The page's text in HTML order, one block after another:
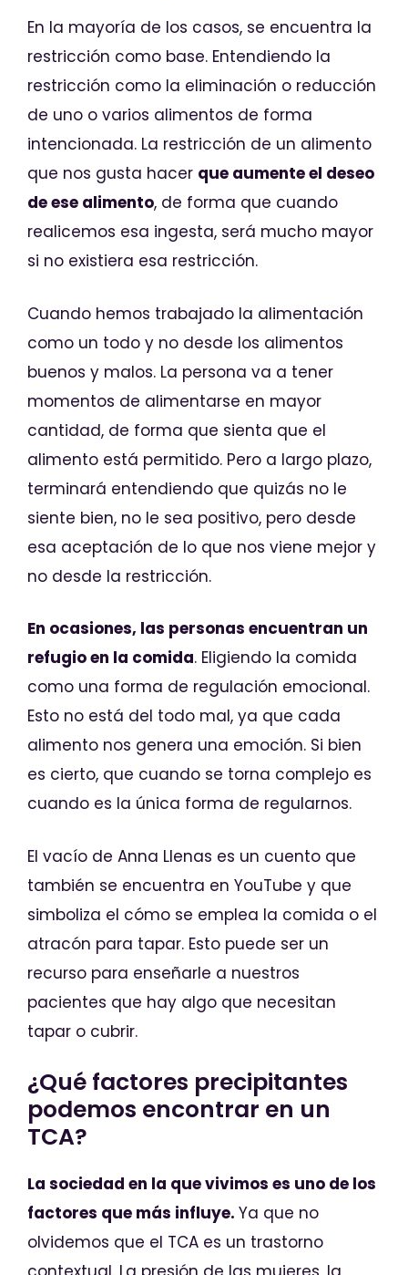
En la mayoría de los casos, se encuentra la
restricción como base. Entendiendo la
restricción como la eliminación o reducción
de uno o varios alimentos de forma
intencionada. La restricción de un alimento
que nos gusta hacer que aumente el deseo
de ese alimento, de forma que cuando
realicemos esa ingesta, será mucho mayor
si no existiera esa restricción.
Cuando hemos trabajado la alimentación
como un todo y no desde los alimentos
buenos y malos. La persona va a tener
momentos de alimentarse en mayor
cantidad, de forma que sienta que el
alimento está permitido. Pero a largo plazo,
terminará entendiendo que quizás no le
siente bien, no le sea positivo, pero desde
esa aceptación de lo que nos viene mejor y
no desde la restricción.
En ocasiones, las personas encuentran un
refugio en la comida. Eligiendo la comida
como una forma de regulación emocional.
Esto no está del todo mal, ya que cada
alimento nos genera una emoción. Si bien
es cierto, que cuando se torna complejo es
cuando es la única forma de regularnos.
El vacío de Anna Llenas es un cuento que
también se encuentra en YouTube y que
simboliza el cómo se emplea la comida o el
atracón para tapar. Esto puede ser un
recurso para enseñarle a nuestros
pacientes que hay algo que necesitan
tapar o cubrir.
¿Qué factores precipitantes
podemos encontrar en un
TCA?
La sociedad en la que vivimos es uno de los
factores que más influye. Ya que no
olvidemos que el TCA es un trastorno